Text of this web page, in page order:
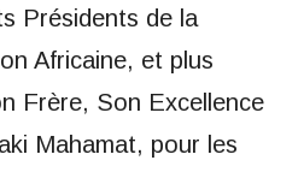
Présidents de la
Africaine, et plus
Frère, Son Excellence
Mahamat, pour les